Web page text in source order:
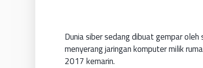
Dunia siber sedang dibuat gempar
menyerang jaringan komputer milik
2017 kemarin.